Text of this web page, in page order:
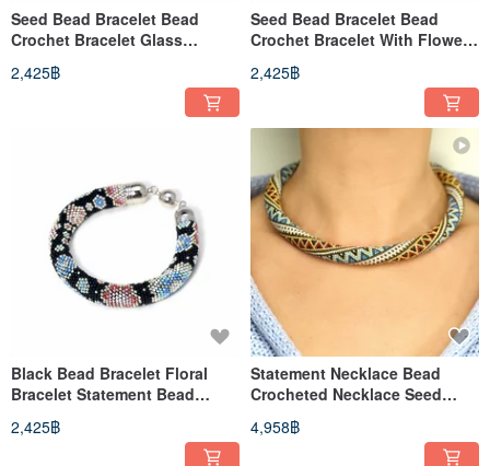
Seed Bead Bracelet Bead
Crochet Bracelet Glass
Bracelet With Flowers
2,425฿
Seed Bead Bracelet Bead
Crochet Bracelet With Flower
Glass Bracelet Gift For Her
2,425฿
Black Bead Bracelet Floral
Bracelet Statement Bead
Crochet Bracelet
2,425฿
Statement Necklace Bead
Crocheted Necklace Seed
Bead Jewelry
4,958฿